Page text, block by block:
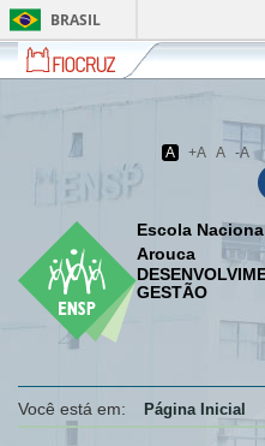
BRASIL
Fiocruz
Fale
com
A +A A -A
Escola
Arouca
GESTÃO
Você está em:
Página Inicial